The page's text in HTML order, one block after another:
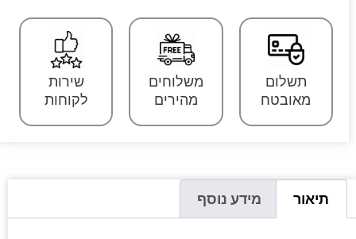
תשלום
מאובטח
משלוחים
מהירים
שירות
לקוחות
תיאור מידע נוסף